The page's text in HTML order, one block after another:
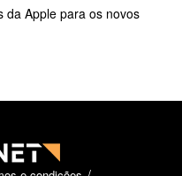
da Apple para os novos